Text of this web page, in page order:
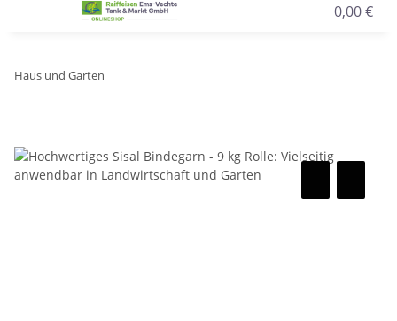
0,00 €
Haus und Garten